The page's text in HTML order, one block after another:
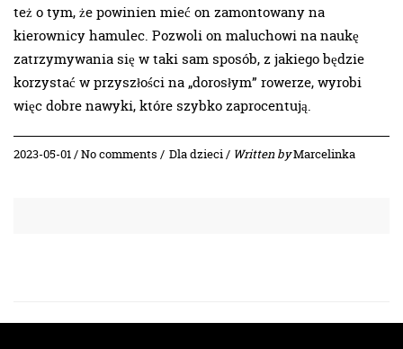
też o tym, że powinien mieć on zamontowany na
kierownicy hamulec. Pozwoli on maluchowi na naukę
zatrzymywania się w taki sam sposób, z jakiego będzie
korzystać w przyszłości na „dorosłym” rowerze, wyrobi
więc dobre nawyki, które szybko zaprocentują.
2023-05-01 / No comments / Dla dzieci/ Written byMarcelinka